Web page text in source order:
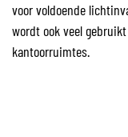
voor voldoende
wordt ook veel
kantoorruimtes.